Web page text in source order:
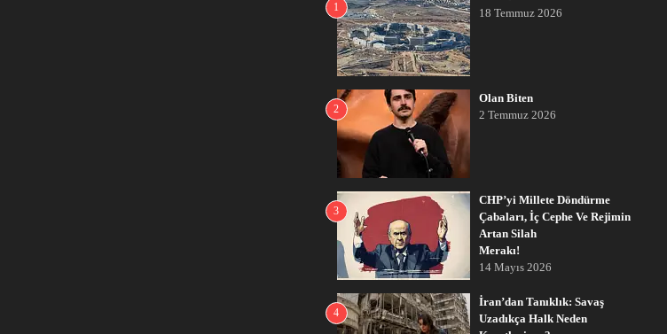
1
18 Temmuz 2026
2
Olan Biten
2 Temmuz 2026
3
CHP’yi Millete Döndürme
Çabaları, İç Cephe Ve Rejimin
Artan Silah
Merakı!
14 Mayıs 2026
4
İran’dan Tanıklık: Savaş
Uzadıkça Halk Neden